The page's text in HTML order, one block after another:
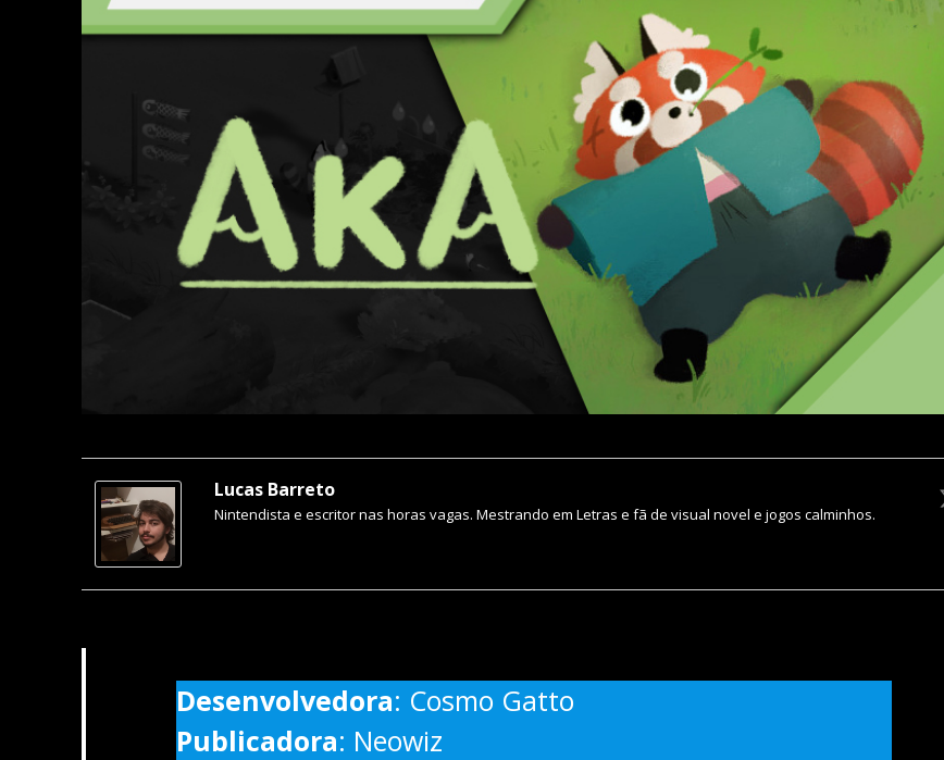
Lucas Barreto
Nintendista e escritor nas horas vagas. Mestrando em Letras e fã de visual novel e jogos calminhos.
Desenvolvedora: Cosmo Gatto
Publicadora: Neowiz